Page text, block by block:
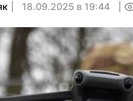
18.09.2025 в 19:44